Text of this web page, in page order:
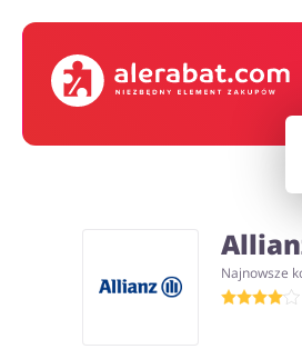
Turystyka i Podróże
Najnowsze